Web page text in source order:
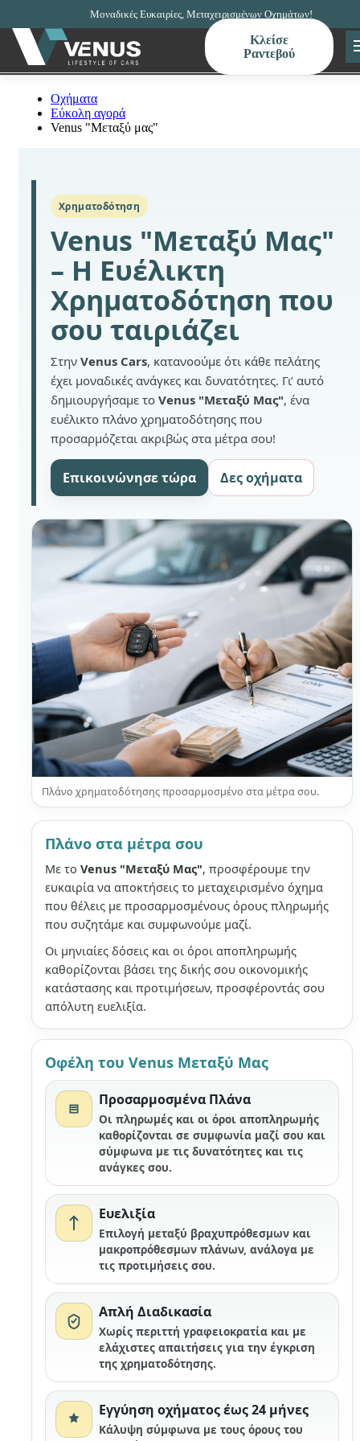
Μοναδικές Ευκαιρίες, Μεταχειρισμένων Οχημάτων!
Κλείσε
Ραντεβού
Οχήματα
Εύκολη αγορά
Venus "Μεταξύ μας"
Χρηματοδότηση
Venus "Μεταξύ Μας"
– Η Ευέλικτη
Χρηματοδότηση που
σου ταιριάζει
Στην Venus Cars, κατανοούμε ότι κάθε πελάτης
έχει μοναδικές ανάγκες και δυνατότητες. Γι’ αυτό
δημιουργήσαμε το Venus "Μεταξύ Μας", ένα
ευέλικτο πλάνο χρηματοδότησης που
προσαρμόζεται ακριβώς στα μέτρα σου!
Επικοινώνησε τώρα Δες οχήματα
Πλάνο χρηματοδότησης προσαρμοσμένο στα μέτρα σου.
Πλάνο στα μέτρα σου
Με το Venus "Μεταξύ Μας", προσφέρουμε την
ευκαιρία να αποκτήσεις το μεταχειρισμένο όχημα
που θέλεις με προσαρμοσμένους όρους πληρωμής
που συζητάμε και συμφωνούμε μαζί.
Οι μηνιαίες δόσεις και οι όροι αποπληρωμής
καθορίζονται βάσει της δικής σου οικονομικής
κατάστασης και προτιμήσεων, προσφέροντάς σου
απόλυτη ευελιξία.
Οφέλη του Venus Μεταξύ Μας
Προσαρμοσμένα Πλάνα
Οι πληρωμές και οι όροι αποπληρωμής
καθορίζονται σε συμφωνία μαζί σου και
σύμφωνα με τις δυνατότητες και τις
ανάγκες σου.
Ευελιξία
Επιλογή μεταξύ βραχυπρόθεσμων και
μακροπρόθεσμων πλάνων, ανάλογα με
τις προτιμήσεις σου.
Απλή Διαδικασία
Χωρίς περιττή γραφειοκρατία και με
ελάχιστες απαιτήσεις για την έγκριση
της χρηματοδότησης.
Εγγύηση οχήματος έως 24 μήνες
Κάλυψη σύμφωνα με τους όρους του